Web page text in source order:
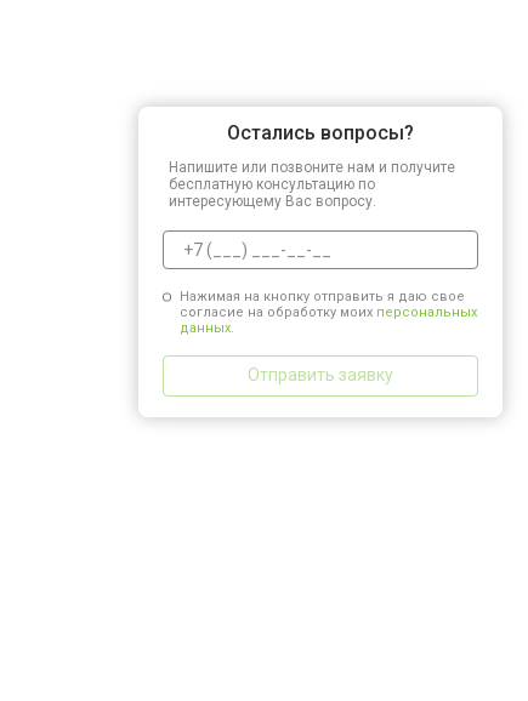
Остались вопросы?
Напишите или позвоните нам и получите
бесплатную консультацию по
интересующему Вас вопросу.
Нажимая на кнопку отправить я даю свое
согласие на обработку моих персональных
данных.
Отправить заявку